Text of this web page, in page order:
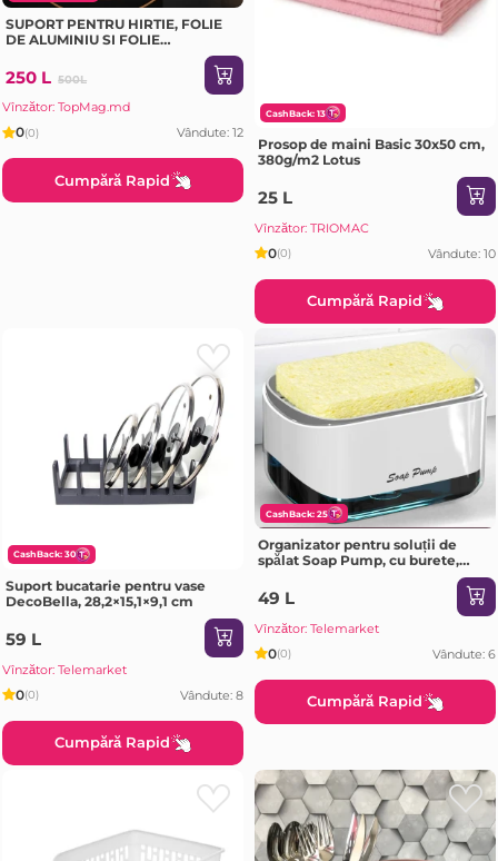
SUPORT PENTRU HIRTIE, FOLIE
DE ALUMINIU SI FOLIE
250 L 500L
Vînzător: TopMag.md
0(0) Vândute: 12
Cumpără Rapid
CashBack: 13
Prosop de maini Basic 30x50 cm,
380g/m2 Lotus
25 L
Vînzător: TRIOMAC
0(0) Vândute: 10
Cumpără Rapid
CashBack: 30
Suport bucatarie pentru vase
DecoBella, 28,2×15,1×9,1 cm
59 L
Vînzător: Telemarket
0(0) Vândute: 8
Cumpără Rapid
CashBack: 25
Organizator pentru soluții de
spălat Soap Pump, cu burete,
49 L
Vînzător: Telemarket
0(0) Vândute: 6
Cumpără Rapid